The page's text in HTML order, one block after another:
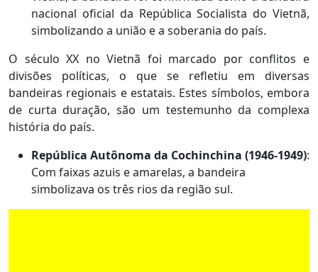
nacional oficial da República Socialista do Vietnã,
simbolizando a união e a soberania do país.
O século XX no Vietnã foi marcado por conflitos e
divisões políticas, o que se refletiu em diversas
bandeiras regionais e estatais. Estes símbolos, embora
de curta duração, são um testemunho da complexa
história do país.
República Autônoma da Cochinchina (1946-1949):
Com faixas azuis e amarelas, a bandeira
simbolizava os três rios da região sul.